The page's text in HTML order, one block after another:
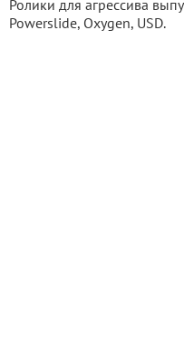
Ролики для агрессива
Powerslide, Oxygen, USD.